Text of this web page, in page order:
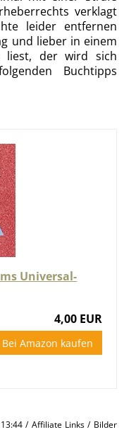
verklagt
leider entfernen
und lieber in einem
liest, der wird sich
Buchtipps
Universal-
4,00 EUR
Bei Amazon kaufen
/ Affiliate Links / Bilder